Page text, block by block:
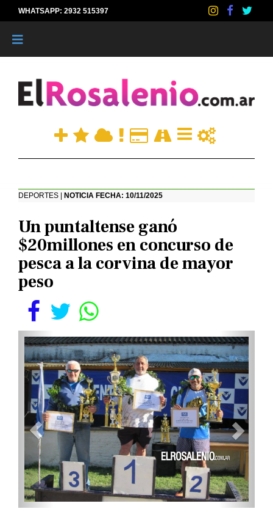
WHATSAPP: 2932 515397
DEPORTES | NOTICIA FECHA: 10/11/2025
Un puntaltense ganó
$20millones en concurso de
pesca a la corvina de mayor
peso